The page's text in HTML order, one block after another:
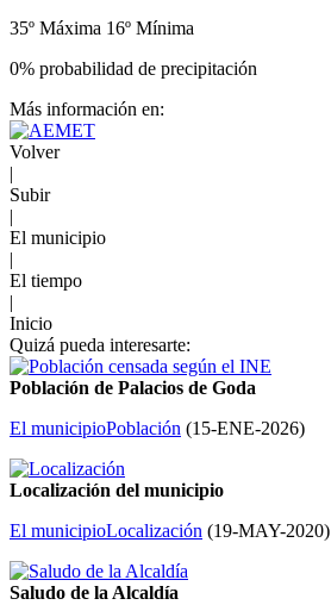
35º Máxima 16º Mínima
0% probabilidad de precipitación
Más información en:
Volver
|
Subir
|
El municipio
|
El tiempo
|
Inicio
Quizá pueda interesarte:
Población de Palacios de Goda
El municipioPoblación (15-ENE-2026)
Localización del municipio
El municipioLocalización (19-MAY-2020)
Saludo de la Alcaldía